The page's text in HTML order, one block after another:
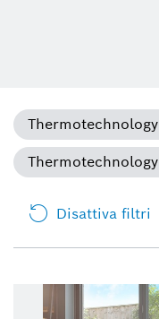
Thermotechnology
Thermotechnology
Disattiva filtri